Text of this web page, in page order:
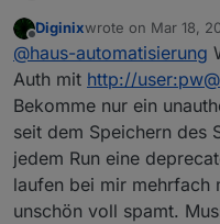
Offline
Diginixwrote on Mar 18,
last edited by
@haus-automatisierung
Auth mit http://
Bekomme nur ein
seit dem Speichern des
jedem Run eine
laufen bei mir mehrfach
unschön voll spamt.